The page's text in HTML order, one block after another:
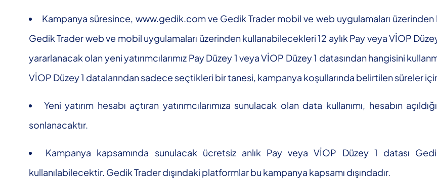
Kampanya süresince, www.gedik.com ve Gedik Trader mobil ve web uygulamaları üzerinden
Gedik Trader web ve mobil uygulamaları üzerinden kullanabilecekleri 12 aylık Pay veya VİOP
yararlanacak olan yeni yatırımcılarımız Pay Düzey 1 veya VİOP Düzey 1 datasından hangisini
VİOP Düzey 1 datalarından sadece seçtikleri bir tanesi, kampanya koşullarında belirtilen süreler
Yeni yatırım hesabı açtıran yatırımcılarımıza sunulacak olan data kullanımı, hesabın
sonlanacaktır.
Kampanya kapsamında sunulacak ücretsiz anlık Pay veya VİOP Düzey 1 datası
kullanılabilecektir. Gedik Trader dışındaki platformlar bu kampanya kapsamı dışındadır.